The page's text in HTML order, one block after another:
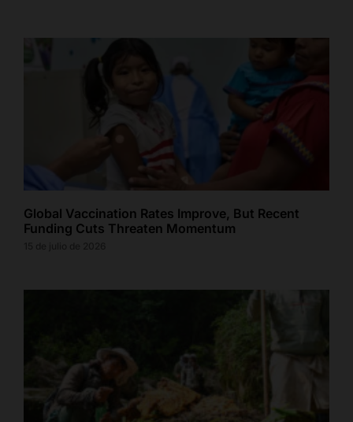
Global Vaccination Rates Improve, But Recent
Funding Cuts Threaten Momentum